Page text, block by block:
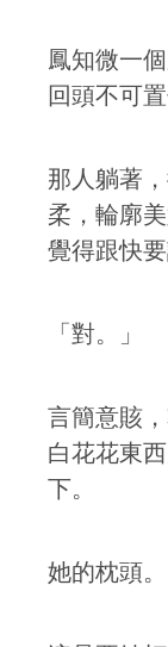
鳳知微一
回頭不可
那人躺著
柔，輪廓
覺得跟快
「對。」
言簡意賅
白花花東
下。
她的枕頭。